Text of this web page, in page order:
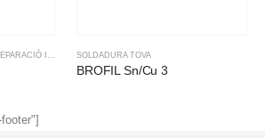
I RETREBALL ,SOLDADURA TOVA
SOLDADURA TOVA
BROFIL Sn/Cu 3